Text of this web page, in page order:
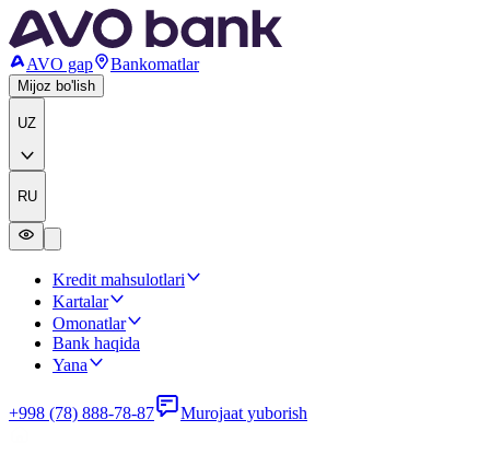
AVO gap Bankomatlar
Mijoz bo'lish
UZ
RU
Kredit mahsulotlari
Kartalar
Omonatlar
Bank haqida
Yana
+998 (78) 888-78-87 Murojaat yuborish